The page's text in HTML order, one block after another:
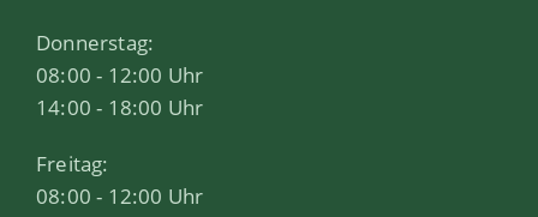
Donnerstag:
08:00 - 12:00 Uhr
14:00 - 18:00 Uhr
Freitag:
08:00 - 12:00 Uhr